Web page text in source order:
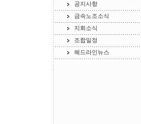
공지사항
금속노조소식
지회소식
조합일정
헤드라인뉴스